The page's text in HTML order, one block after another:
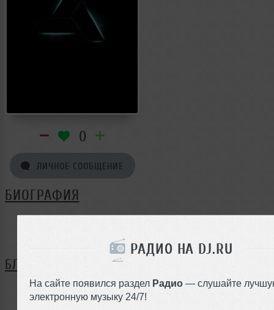
РАДИО НА DJ.RU
На сайте появился раздел Радио — слушайте
электронную музыку 24/7!
0
ЛИЧНОЕ СООБЩЕНИЕ
БИОГРАФИЯ
БЛОГ
Нет записей в блоге